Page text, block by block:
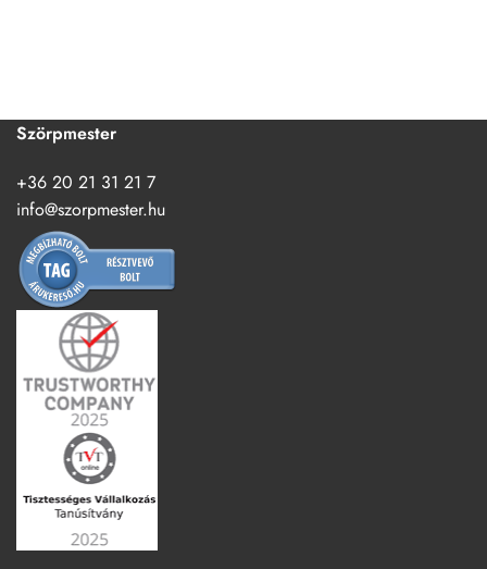
Szörpmester
+36 20 21 31 21 7
info@szorpmester.hu